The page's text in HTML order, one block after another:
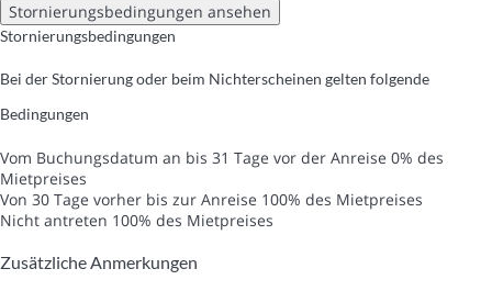
Stornierungsbedingungen ansehen
Stornierungsbedingungen
Bei der Stornierung oder beim Nichterscheinen gelten folgende
Bedingungen
Vom Buchungsdatum an bis 31 Tage vor der Anreise 0% des
Mietpreises
Von 30 Tage vorher bis zur Anreise 100% des Mietpreises
Nicht antreten 100% des Mietpreises
Zusätzliche Anmerkungen